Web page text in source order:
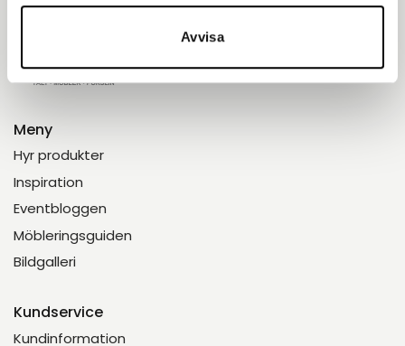
Avvisa
Meny
Hyr produkter
Inspiration
Eventbloggen
Möbleringsguiden
Bildgalleri
Kundservice
Kundinformation